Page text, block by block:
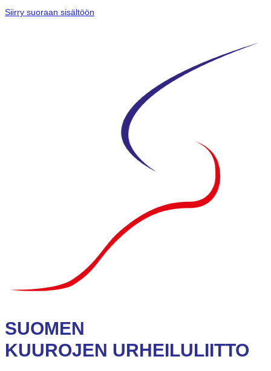
Siirry suoraan sisältöön
SUOMEN
KUUROJEN URHEILULIITTO